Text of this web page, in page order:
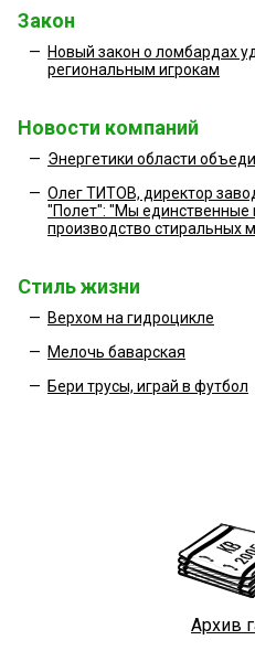
Закон
— Новый закон о ломбардах
региональным игрокам
Новости компаний
— Энергетики области
— Олег ТИТОВ, директор
"Полет": "Мы единственные
производство стиральных
Стиль жизни
— Верхом на гидроцикле
— Мелочь баварская
— Бери трусы, играй в футбол
Архив